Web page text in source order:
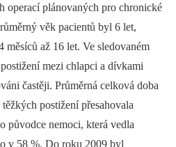
operací plánovaných pro chronické
věk pacientů byl 6 let,
měsíců až 16 let. Ve sledovaném
mezi chlapci a dívkami
častěji. Průměrná celková doba
postižení přesahovala
původce nemoci, která vedla
v 58 %. Do roku 2009 byl